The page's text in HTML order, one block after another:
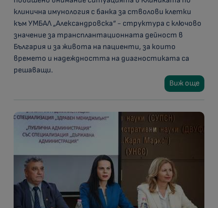
клинична имунология с банка за стволови клетки
към УМБАЛ „Александровска“ - структура с ключово
значение за трансплантационната дейност в
България и за живота на пациенти, за които
времето и надеждността на диагностиката са
решаващи.
Виж още